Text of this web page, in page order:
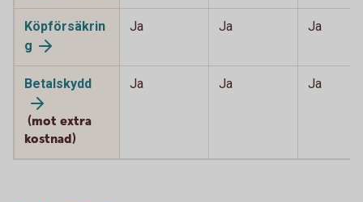
Köpförsäkrin
g
Ja Ja Ja
Betalskydd
(mot extra
kostnad)
Ja Ja Ja